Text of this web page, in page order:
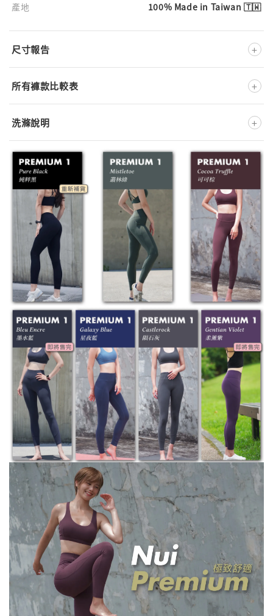
產地
100% Made in Taiwan 🇹🇼
尺寸報告 +
所有褲款比較表 +
洗滌說明 +
深淺色分開洗
低溫洗滌
不可漂白
不可乾洗
不可添加柔軟精
低溫溫和烘乾
※ 此款布料為特殊處理材質，洗滌時強烈建議 反面放入洗衣袋
※ 正確的洗滌方式將大大地影響產品壽命